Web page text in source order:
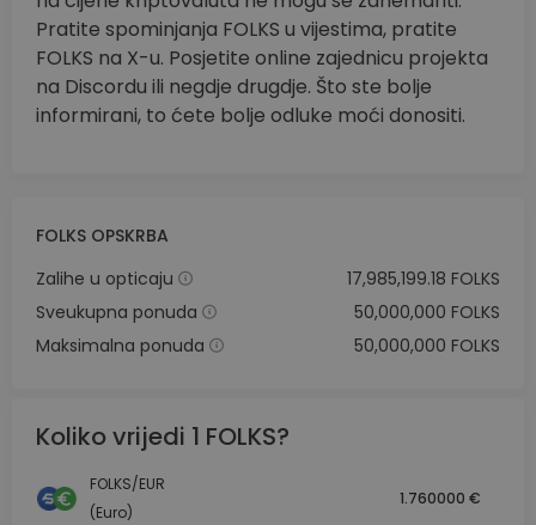
Pratite spominjanja FOLKS u vijestima, pratite
FOLKS na X-u. Posjetite online zajednicu projekta
na Discordu ili negdje drugdje. Što ste bolje
informirani, to ćete bolje odluke moći donositi.
FOLKS OPSKRBA
Zalihe u opticaju
17,985,199.18 FOLKS
Sveukupna ponuda
50,000,000 FOLKS
Maksimalna ponuda
50,000,000 FOLKS
Koliko vrijedi 1 FOLKS?
FOLKS/EUR
(Euro)
1.760000 €